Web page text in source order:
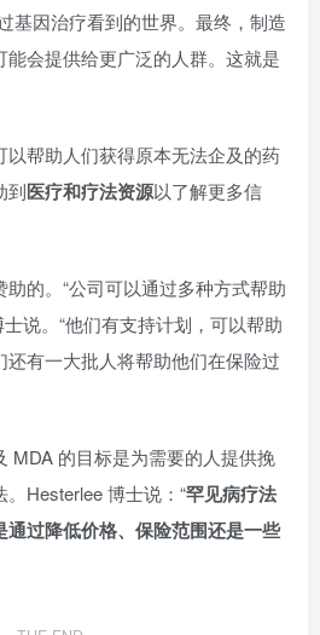
基因治疗看到的世界。最终，制造
能会提供给更广泛的人群。这就是
帮助人们获得原本无法企及的药
到医疗和疗法资源以了解更多信
的。“公司可以通过多种方式帮助
说。“他们有支持计划，可以帮助
还有一大批人将帮助他们在保险过
MDA 的目标是为需要的人提供挽
Hesterlee 博士说：“罕见病疗法
通过降低价格、保险范围还是一些